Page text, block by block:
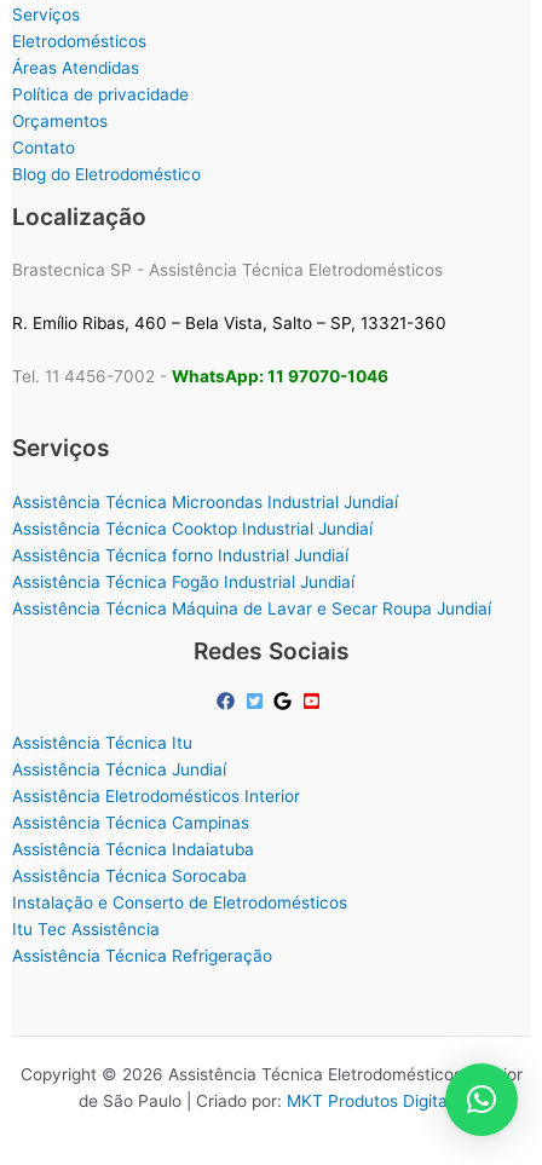
Serviços
Eletrodomésticos
Áreas Atendidas
Política de privacidade
Orçamentos
Contato
Blog do Eletrodoméstico
Localização
Brastecnica SP - Assistência Técnica Eletrodomésticos
R. Emílio Ribas, 460 – Bela Vista, Salto – SP, 13321-360
Tel. 11 4456-7002 - WhatsApp: 11 97070-1046
Serviços
Assistência Técnica Microondas Industrial Jundiaí
Assistência Técnica Cooktop Industrial Jundiaí
Assistência Técnica forno Industrial Jundiaí
Assistência Técnica Fogão Industrial Jundiaí
Assistência Técnica Máquina de Lavar e Secar Roupa Jundiaí
Redes Sociais
Assistência Técnica Itu
Assistência Técnica Jundiaí
Assistência Eletrodomésticos Interior
Assistência Técnica Campinas
Assistência Técnica Indaiatuba
Assistência Técnica Sorocaba
Instalação e Conserto de Eletrodomésticos
Itu Tec Assistência
Assistência Técnica Refrigeração
Copyright © 2026 Assistência Técnica Eletrodomésticos Interior
de São Paulo | Criado por: MKT Produtos Digitais